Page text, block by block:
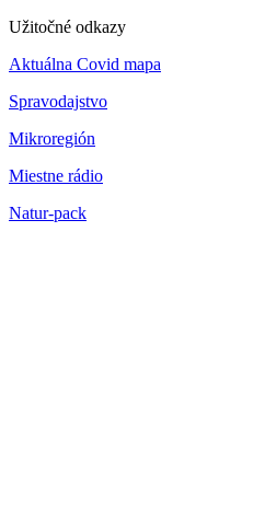
Užitočné odkazy
Aktuálna Covid mapa
Spravodajstvo
Mikroregión
Miestne rádio
Natur-pack